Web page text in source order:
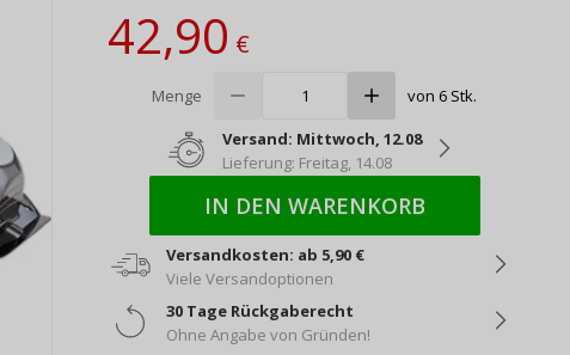
42,90€
Menge von 6 Stk.
Versand: Mittwoch, 12.08
Lieferung: Freitag, 14.08
IN DEN WARENKORB
Versandkosten: ab 5,90 €
Viele Versandoptionen
30 Tage Rückgaberecht
Ohne Angabe von Gründen!